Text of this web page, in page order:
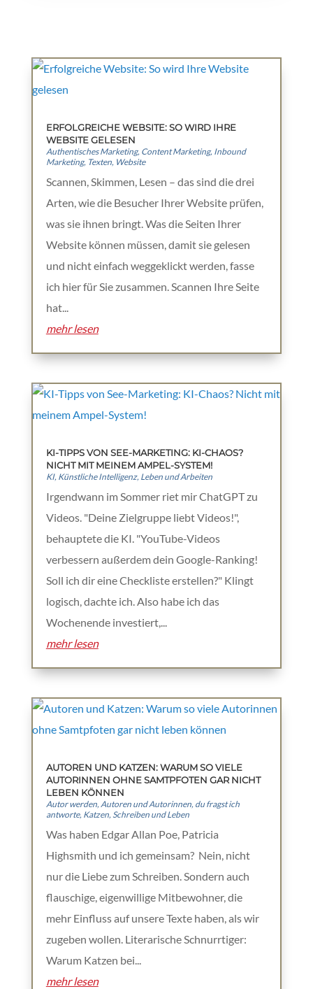
ERFOLGREICHE WEBSITE: SO WIRD IHRE
WEBSITE GELESEN
Authentisches Marketing, Content Marketing, Inbound
Marketing, Texten, Website
Scannen, Skimmen, Lesen – das sind die drei
Arten, wie die Besucher Ihrer Website prüfen,
was sie ihnen bringt. Was die Seiten Ihrer
Website können müssen, damit sie gelesen
und nicht einfach weggeklickt werden, fasse
ich hier für Sie zusammen. Scannen Ihre Seite
hat...
mehr lesen
KI-TIPPS VON SEE-MARKETING: KI-CHAOS?
NICHT MIT MEINEM AMPEL-SYSTEM!
KI, Künstliche Intelligenz, Leben und Arbeiten
Irgendwann im Sommer riet mir ChatGPT zu
Videos. "Deine Zielgruppe liebt Videos!",
behauptete die KI. "YouTube-Videos
verbessern außerdem dein Google-Ranking!
Soll ich dir eine Checkliste erstellen?" Klingt
logisch, dachte ich. Also habe ich das
Wochenende investiert,...
mehr lesen
AUTOREN UND KATZEN: WARUM SO VIELE
AUTORINNEN OHNE SAMTPFOTEN GAR NICHT
LEBEN KÖNNEN
Autor werden, Autoren und Autorinnen, du fragst ich
antworte, Katzen, Schreiben und Leben
Was haben Edgar Allan Poe, Patricia
Highsmith und ich gemeinsam? Nein, nicht
nur die Liebe zum Schreiben. Sondern auch
flauschige, eigenwillige Mitbewohner, die
mehr Einfluss auf unsere Texte haben, als wir
zugeben wollen. Literarische Schnurrtiger:
Warum Katzen bei...
mehr lesen